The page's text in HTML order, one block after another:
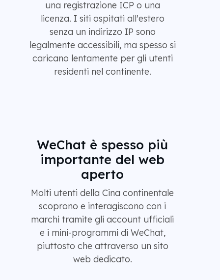
una registrazione ICP o una
licenza. I siti ospitati all'estero
senza un indirizzo IP sono
legalmente accessibili, ma spesso si
caricano lentamente per gli utenti
residenti nel continente.
WeChat è spesso più
importante del web
aperto
Molti utenti della Cina continentale
scoprono e interagiscono con i
marchi tramite gli account ufficiali
e i mini-programmi di WeChat,
piuttosto che attraverso un sito
web dedicato.